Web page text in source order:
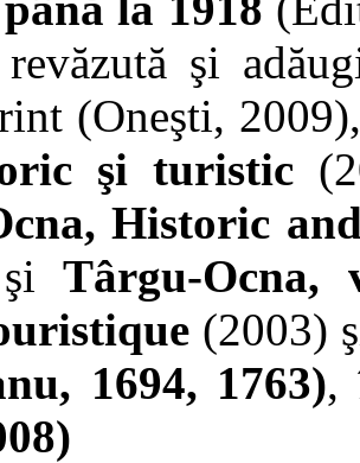
şi
(Oneşti,
şi turistic
Historic
şiTârgu-Ocna,
(2003)
1694, 1763),